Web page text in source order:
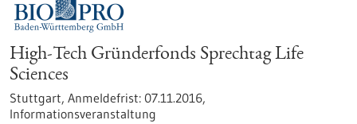
High-Tech Gründerfonds Sprechtag Life
Sciences
Stuttgart, Anmeldefrist: 07.11.2016,
Informationsveranstaltung